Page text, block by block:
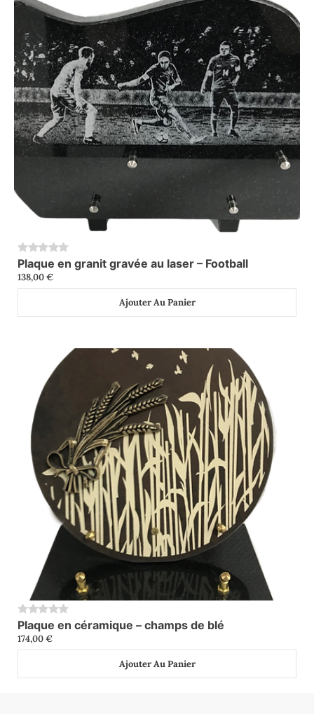
0
Plaque en granit gravée au laser – Football
138,00€
Ajouter Au Panier
0
Plaque en céramique – champs de blé
174,00€
Ajouter Au Panier